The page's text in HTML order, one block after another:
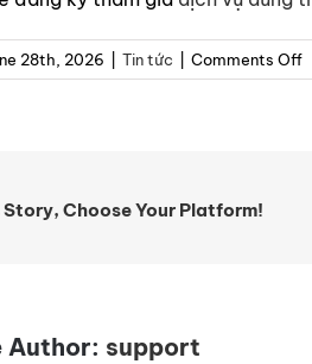
28th, 2026 Tin tức Comments Offon
Story, Choose Your Platform!
Author: support